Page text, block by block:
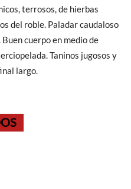
terrosos, de hierbas
del roble. Paladar caudaloso
cuerpo en medio de
Taninos jugosos y
largo.